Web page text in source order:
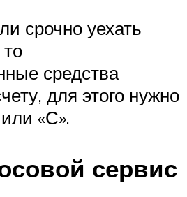
срочно уехать
средства
для этого нужно
«С».
сервис